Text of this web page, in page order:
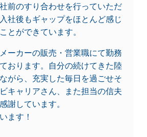
前のすり合わせを行っていただ
社後もギャップをほとんど感じ
とができています。
ーカーの販売・営業職にて勤務
おります。自分の続けてきた陸
がら、充実した毎日を過ごせそ
キャリアさん、また担当の信夫
謝しています。
ます！